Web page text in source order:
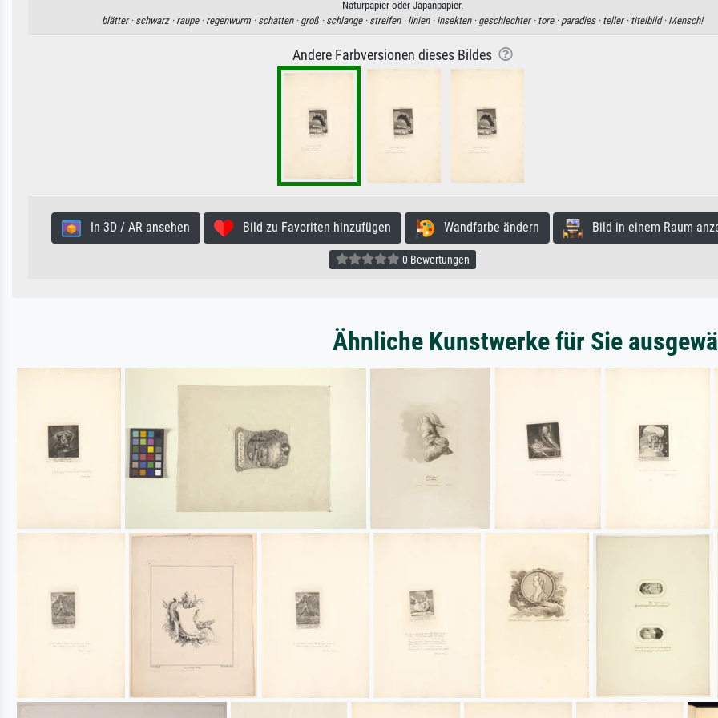
Naturpapier oder Japanpapier.
blätter · schwarz · raupe · regenwurm · schatten · groß · schlange · streifen · linien · insekten · geschlechter · tore · paradies · teller · titelbild · Mensch!
Andere Farbversionen dieses Bildes
In 3D / AR ansehen Bild zu Favoriten hinzufügen Wandfarbe ändern Bild in einem Raum
0 Bewertungen
Ähnliche Kunstwerke für Sie